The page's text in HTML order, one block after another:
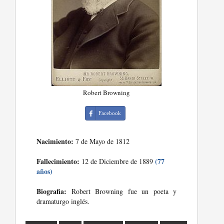
Robert Browning
Facebook
Nacimiento: 7 de Mayo de 1812
Fallecimiento: 12 de Diciembre de 1889(77
años)
Biografia: Robert Browning fue un poeta y
dramaturgo inglés.